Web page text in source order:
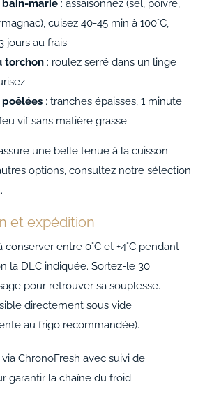
bain-marie: assaisonnez (sel, poivre,
cuisez 40-45 min à 100°C,
jours au frais
torchon: roulez serré dans un linge
poêlées: tranches épaisses, 1 minute
vif sans matière grasse
une belle tenue à la cuisson.
options, consultez notre sélection
.
et expédition
conserver entre 0°C et +4°C pendant
la DLC indiquée. Sortez-le 30
pour retrouver sa souplesse.
directement sous vide
au frigo recommandée).
ChronoFresh avec suivi de
garantir la chaîne du froid.